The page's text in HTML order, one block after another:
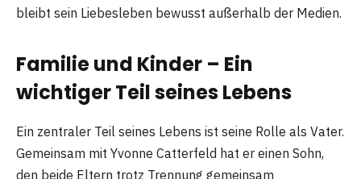
bleibt sein Liebesleben bewusst außerhalb der Medien.
Familie und Kinder – Ein
wichtiger Teil seines Lebens
Ein zentraler Teil seines Lebens ist seine Rolle als Vater.
Gemeinsam mit Yvonne Catterfeld hat er einen Sohn,
den beide Eltern trotz Trennung gemeinsam